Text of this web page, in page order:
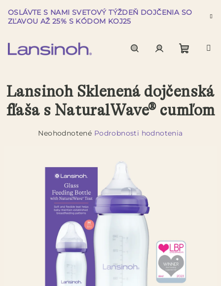
na
obsah
OSLÁVTE S NAMI SVETOVÝ TÝŽDEŇ DOJČENIA SO
ZĽAVOU AŽ 25% S KÓDOM KOJ25
košík
Lansinoh Sklenená dojčenská
fľaša s NaturalWave® cumľom
Priemerné
hviezdičiek.
Neohodnotené Podrobnosti hodnotenia